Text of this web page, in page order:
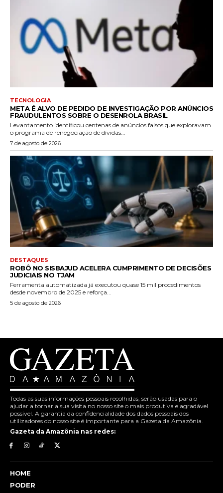
TECNOLOGIA
META É ALVO DE PEDIDO DE INVESTIGAÇÃO POR ANÚNCIOS
FRAUDULENTOS SOBRE O DESENROLA BRASIL
Levantamento identificou centenas de anúncios falsos que exploravam
o programa de renegociação de dívidas...
7 de agosto de 2026
DESTAQUES
ROBÔ NO SISBAJUD ACELERA CUMPRIMENTO DE DECISÕES
JUDICIAIS NO TJAM
Ferramenta automatizada já executou quase 15 mil procedimentos
desde novembro de 2025 e reforça...
5 de agosto de 2026
Todas as suas informações pessoais recolhidas, serão usadas para o
ajudar a tornar a sua visita no nosso site o mais produtiva e agradável
possível. A garantia da confidencialidade dos dados pessoais dos
utilizadores do nosso site é importante para a Gazeta da Amazônia.
Gazeta da Amazônia nas redes:
HOME
PODER